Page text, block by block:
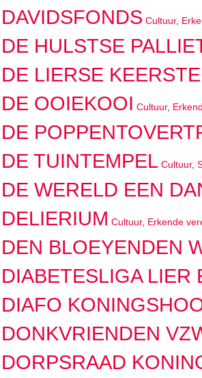
DAVIDSFONDS Cultuur,
DE HULSTSE
DE LIERSE
DE OOIEKOOI Cultuur,
DE
DE TUINTEMPEL Cultuur,
DE WERELD EEN
DELIERIUM Cultuur, Erkende
DEN BLOEYENDEN
DIABETESLIGA LIER
DIAFO
DONKVRIENDEN
DORPSRAAD